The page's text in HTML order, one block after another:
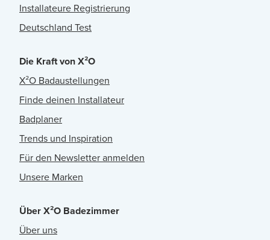
Installateure Registrierung
Deutschland Test
Die Kraft von X²O
X²O Badaustellungen
Finde deinen Installateur
Badplaner
Trends und Inspiration
Für den Newsletter anmelden
Unsere Marken
Über X²O Badezimmer
Über uns